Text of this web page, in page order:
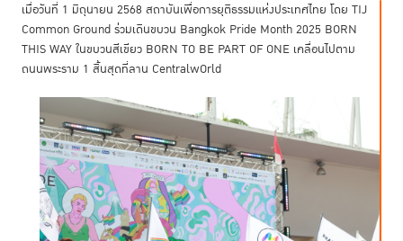
เมื่อวันที่ 1 มิถุนายน 2568 สถาบันเพื่อการยุติธรรมแห่งประเทศไทย โดย TIJ
Common Ground ร่วมเดินขบวน Bangkok Pride Month 2025 BORN
THIS WAY ในขบวนสีเขียว BORN TO BE PART OF ONE เคลื่อนไปตาม
ถนนพระราม 1 สิ้นสุดที่ลาน CentralwOrld